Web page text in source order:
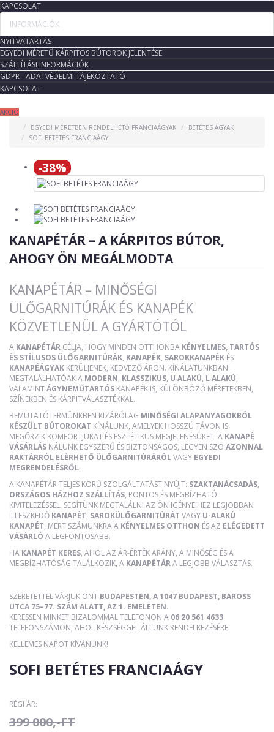
KAPCSOLAT
INFORMÁCIÓK
NYITVATARTÁS
EGYEDI MÉRETŰ KÁRPITOS BÚTOROK JELENTÉSE
SZÁLLÍTÁSI INFORMÁCIÓK
GDPR - ADATVÉDELMI TÁJÉKOZTATÓ
KAPCSOLAT
AKCIÓ
EGYEDI MÉRETBEN RENDELHETŐ FRANCIAÁGYAK
BETÉTES ÁGYAK
SOFI BETÉTES FRANCIAÁGY
-38%
KANAPÉTÁR – A KÁRPITOS BÚTOR,
AHOGY ÖN MEGÁLMODTA
KANAPÉTÁR – MINŐSÉGI
ÜLŐGARNITÚRÁK ÉS KANAPÉK
KÖZVETLENÜL A GYÁRTÓTÓL
A KANAPÉTÁR CÉLJA, HOGY MINDEN OTTHONBA KÉNYELMES, TARTÓS
ÉS STÍLUSOS ÜLŐGARNITÚRÁK, KANAPÉK, SAROKKANAPÉK ÉS
KANAPÉÁGYAK KERÜLJENEK, KEDVEZŐ ÁRON. KÍNÁLATUNKBAN
MEGTALÁLHATÓAK A MODERN, KLASSZIKUS, U ALAKÚ, L ALAKÚ,
VALAMINTÁGYNEMŰTARTÓS KANAPÉK IS, KÜLÖNBÖZŐ MÉRETEKBEN,
SZÍNEKBEN ÉS KÁRPITVÁLASZTÉKKAL.
BEMUTATÓTERMÜNKBEN KIZÁRÓLAG MINŐSÉGI ALAPANYAGOKBÓL
KÉSZÜLT BÚTOROKAT KÍNÁLUNK, AMELYEK HOSSZÚ TÁVON IS
MEGŐRZIK KOMFORTJUKAT ÉS ESZTÉTIKUS MEGJELENÉSÜKET. A KANAPÉ
VÁSÁRLÁS NÁLUNK EGYSZERŰ ÉS BIZTONSÁGOS, LEGYEN SZÓ AZONNAL
RAKTÁRRÓL ELÉRHETŐ ÜLŐGARNITÚRÁRÓLVAGY EGYEDI
MEGRENDELÉSRŐL.
A KANAPÉTÁR TELJES KÖRŰ SZOLGÁLTATÁST NYÚJT: SZAKTANÁCSADÁS,
ORSZÁGOS HÁZHOZ SZÁLLÍTÁS, PONTOS ÉS MEGBÍZHATÓ
KIVITELEZÉSSEL. SEGÍTÜNK MEGTALÁLNI AZ ÖN IGÉNYEIHEZ LEGJOBBAN
ILLESZKEDŐ KANAPÉT, SAROKÜLŐGARNITÚRÁT VAGY U-ALAKÚ
KANAPÉT, MERT SZÁMUNKRA A KÉNYELMES OTTHON ÉS AZ ELÉGEDETT
VÁSÁRLÓ A LEGFONTOSABB.
HA KANAPÉT KERES, AHOL AZ ÁR-ÉRTÉK ARÁNY, A MINŐSÉG ÉS A
MEGBÍZHATÓSÁG TALÁLKOZIK, A KANAPÉTÁRA LEGJOBB VÁLASZTÁS.
SZERETETTEL VÁRJUK ÖNT BUDAPESTEN, A 1047 BUDAPEST, BAROSS
UTCA 75–77. SZÁM ALATT, AZ 1. EMELETEN.
KERESSEN MINKET BIZALOMMAL TELEFONON A 06 20 561 4633
TELEFONSZÁMON, AHOL KÉSZSÉGGEL ÁLLUNK RENDELKEZÉSÉRE.
KELLEMES NAPOT KÍVÁNUNK!
SOFI BETÉTES FRANCIAÁGY
RÉGI ÁR:
399 000,-FT